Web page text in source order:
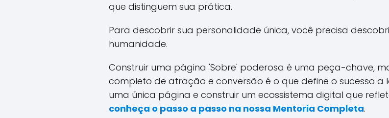
que distinguem sua prática.
Para descobrir sua personalidade única, você precisa
humanidade.
Construir uma página 'Sobre' poderosa é uma peça-chave,
completo de atração e conversão é o que define o sucesso a
uma única página e construir um ecossistema digital que
conheça o passo a passo na nossa Mentoria Completa.